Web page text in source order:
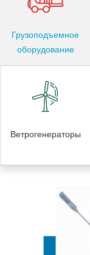
Грузоподъемное
оборудование
Ветрогенераторы